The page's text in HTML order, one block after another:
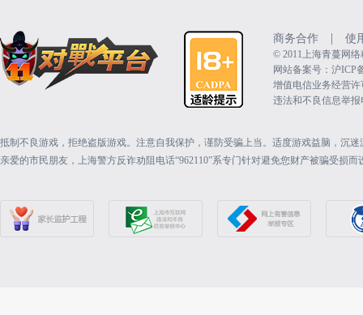
商务合作 | 使
©️ 2011上海青蔓网
网站备案号：沪ICP
增值电信业务经营许
违法和不良信息举报
抵制不良游戏，拒绝盗版游戏。注意自我保护，谨防受骗上当。适度游戏益脑，沉
亲爱的市民朋友，上海警方反诈劝阻电话“962110”系专门针对避免您财产被骗受损